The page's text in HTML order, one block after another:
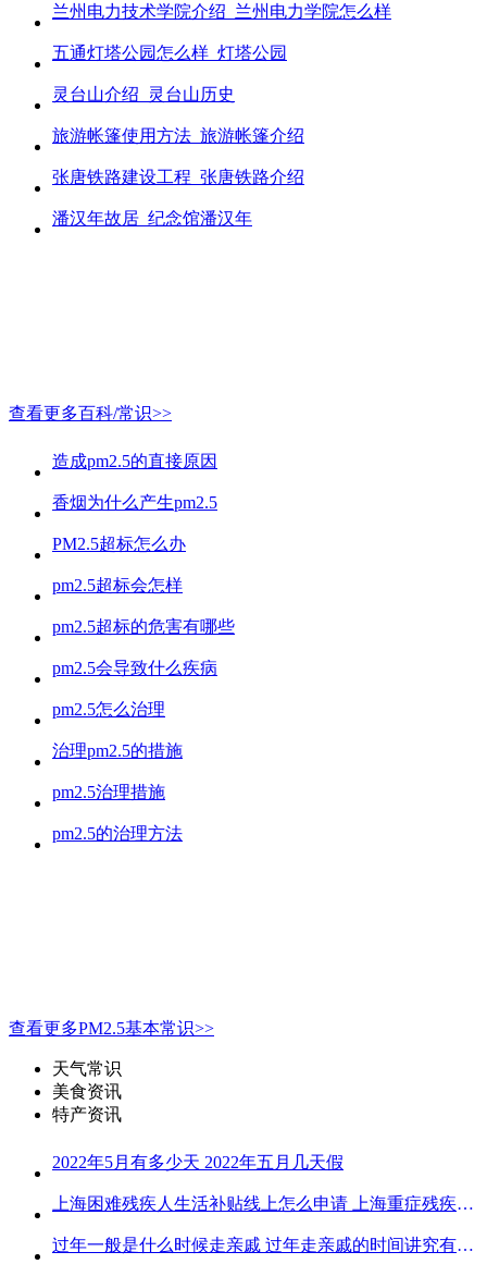
兰州电力技术学院介绍_兰州电力学院怎么样
五通灯塔公园怎么样_灯塔公园
灵台山介绍_灵台山历史
旅游帐篷使用方法_旅游帐篷介绍
张唐铁路建设工程_张唐铁路介绍
潘汉年故居_纪念馆潘汉年
查看更多百科/常识>>
造成pm2.5的直接原因
香烟为什么产生pm2.5
PM2.5超标怎么办
pm2.5超标会怎样
pm2.5超标的危害有哪些
pm2.5会导致什么疾病
pm2.5怎么治理
治理pm2.5的措施
pm2.5治理措施
pm2.5的治理方法
查看更多PM2.5基本常识>>
天气常识
美食资讯
特产资讯
2022年5月有多少天 2022年五月几天假
上海困难残疾人生活补贴线上怎么申请 上海重症残疾人护理补贴线上申请流程
过年一般是什么时候走亲戚 过年走亲戚的时间讲究有哪些